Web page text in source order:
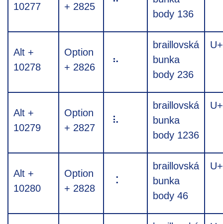
10277
+ 2825
body 136
Alt +
10278
Option
+ 2826
⠦
braillovská
bunka
body 236
Alt +
10279
Option
+ 2827
⠧
braillovská
bunka
body 1236
Alt +
10280
Option
+ 2828
⠨
braillovská
bunka
body 46